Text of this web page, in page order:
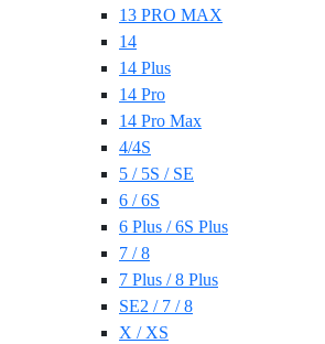
13 PRO MAX
14
14 Plus
14 Pro
14 Pro Max
4/4S
5 / 5S / SE
6 / 6S
6 Plus / 6S Plus
7 / 8
7 Plus / 8 Plus
SE2 / 7 / 8
X / XS